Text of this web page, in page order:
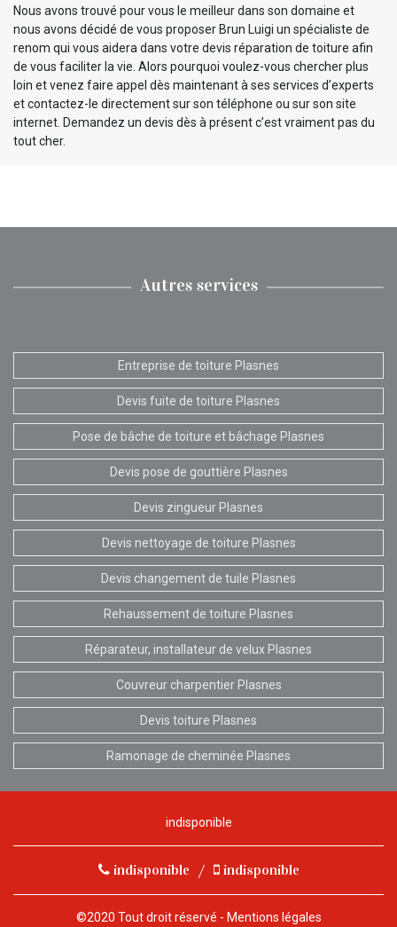
Nous avons trouvé pour vous le meilleur dans son domaine et
nous avons décidé de vous proposer Brun Luigi un spécialiste de
renom qui vous aidera dans votre devis réparation de toiture afin
de vous faciliter la vie. Alors pourquoi voulez-vous chercher plus
loin et venez faire appel dès maintenant à ses services d’experts
et contactez-le directement sur son téléphone ou sur son site
internet. Demandez un devis dès à présent c’est vraiment pas du
tout cher.
Autres services
Entreprise de toiture Plasnes
Devis fuite de toiture Plasnes
Pose de bâche de toiture et bâchage Plasnes
Devis pose de gouttière Plasnes
Devis zingueur Plasnes
Devis nettoyage de toiture Plasnes
Devis changement de tuile Plasnes
Rehaussement de toiture Plasnes
Réparateur, installateur de velux Plasnes
Couvreur charpentier Plasnes
Devis toiture Plasnes
Ramonage de cheminée Plasnes
indisponible
indisponible / indisponible
©2020 Tout droit réservé - Mentions légales